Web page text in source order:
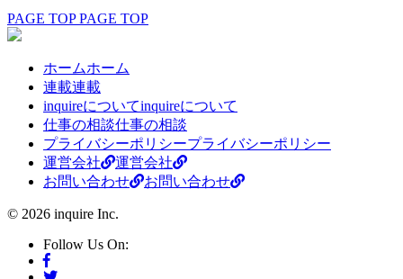
PAGE TOP PAGE TOP
ホームホーム
連載連載
inquireについてinquireについて
仕事の相談仕事の相談
プライバシーポリシープライバシーポリシー
運営会社
運営会社
お問い合わせ
お問い合わせ
© 2026 inquire Inc.
Follow Us On: